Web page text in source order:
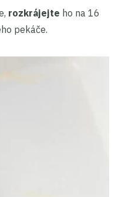
rozkrájejte ho na 16
pekáče.